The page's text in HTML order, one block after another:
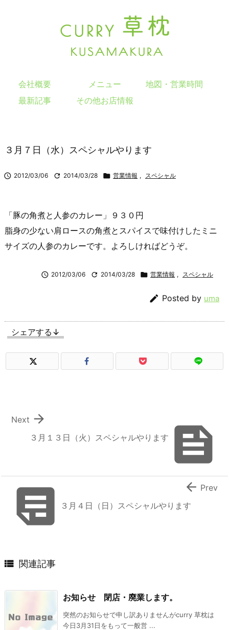
会社概要 メニュー
地図・営業時間
最新記事
その他お店情報
３月７日（水）スペシャルやります
 2012/03/06  2014/03/28  営業情報 , スペシャル
「豚の角煮と人参のカレー」９３０円
脂身の少ない肩ロースの角煮とスパイスで味付けしたミニ
サイズの人参のカレーです。よろしければどうぞ。
 2012/03/06  2014/03/28  営業情報 , スペシャル
 Posted by uma
シェアする↓

３月１３日（火）スペシャルやります

Next
 ３月４日（日）スペシャルやります
 Prev
 関連記事
お知らせ 閉店・廃業します。
突然のお知らせで申し訳ありませんがcurry 草枕は
今日3月31日をもって一般営 ...